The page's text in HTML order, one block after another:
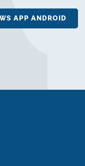
APP ANDROID